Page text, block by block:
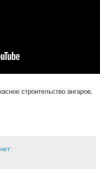
строительство ангаров,